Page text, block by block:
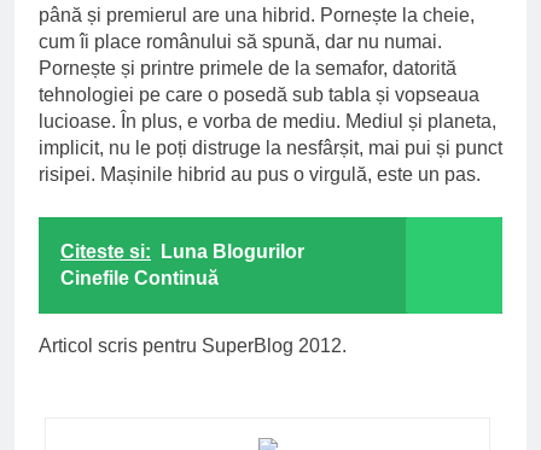
până și premierul are una hibrid. Pornește la cheie,
cum îi place românului să spună, dar nu numai.
Pornește și printre primele de la semafor, datorită
tehnologiei pe care o posedă sub tabla și vopseaua
lucioase. În plus, e vorba de mediu. Mediul și planeta,
implicit, nu le poți distruge la nesfârșit, mai pui și punct
risipei. Mașinile hibrid au pus o virgulă, este un pas.
Citeste si:
Luna Blogurilor
Cinefile Continuă
Articol scris pentru SuperBlog 2012.